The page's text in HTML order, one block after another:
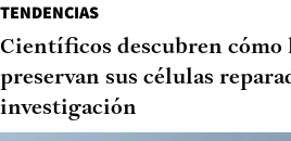
TENDENCIAS
Científicos descubren cómo
preservan sus células
investigación